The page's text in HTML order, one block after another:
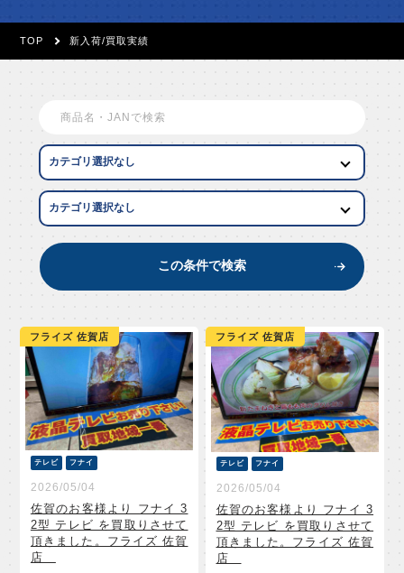
TOP 新入荷/買取実績
この条件で検索
フライズ 佐賀店
テレビ フナイ
2026/05/04
佐賀のお客様より フナイ 3
2型 テレビ を買取りさせて
頂きました。フライズ 佐賀
店
フライズ 佐賀店
テレビ フナイ
2026/05/04
佐賀のお客様より フナイ 3
2型 テレビ を買取りさせて
頂きました。フライズ 佐賀
店